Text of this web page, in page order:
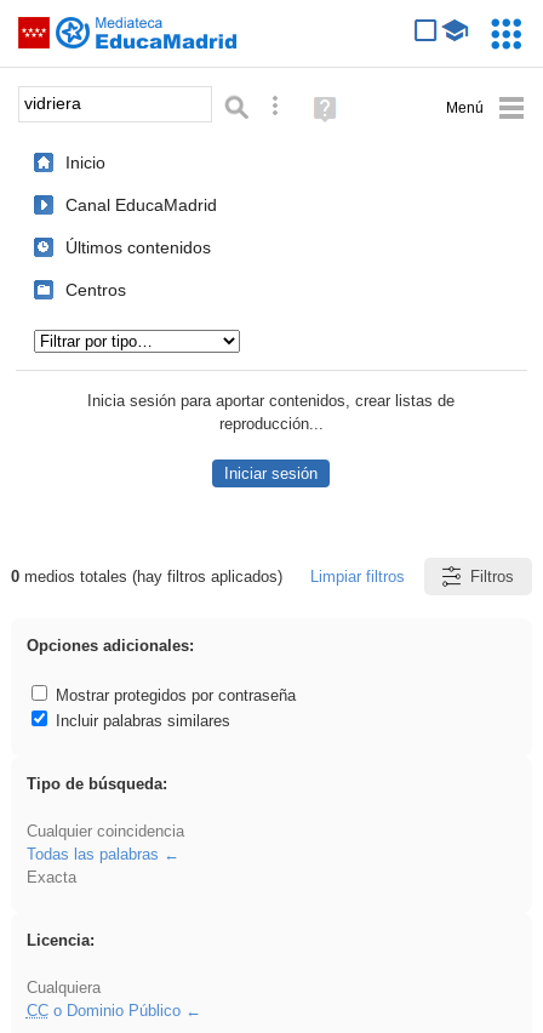
Saltar navegación
Palabra o frase: Búsqueda avanzada
Ayuda
(en
Inicio
Canal EducaMadrid
Últimos contenidos
Centros
Inicia sesión para aportar contenidos, crear listas de
reproducción...
Iniciar sesión
Resultados de: vidriera
0medios totales (hay filtros aplicados) Limpiar filtros Filtros
Opciones adicionales:
Mostrar protegidos por contraseña
Incluir palabras similares
Tipo de búsqueda:
Cualquier coincidencia
Todas las palabras
Exacta
Licencia:
Cualquiera
CCo Dominio Público